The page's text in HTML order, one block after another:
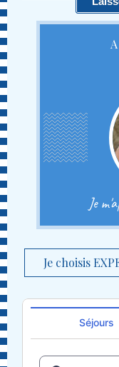
Je
Je choisis